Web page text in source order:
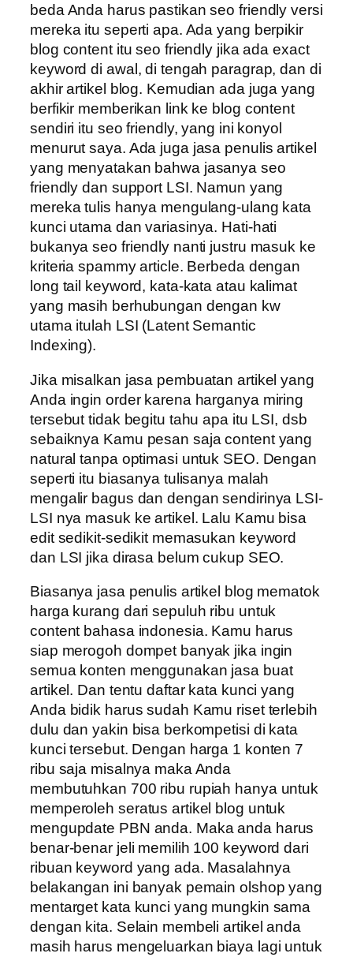
beda Anda harus pastikan seo friendly versi
mereka itu seperti apa. Ada yang berpikir
blog content itu seo friendly jika ada exact
keyword di awal, di tengah paragrap, dan di
akhir artikel blog. Kemudian ada juga yang
berfikir memberikan link ke blog content
sendiri itu seo friendly, yang ini konyol
menurut saya. Ada juga jasa penulis artikel
yang menyatakan bahwa jasanya seo
friendly dan support LSI. Namun yang
mereka tulis hanya mengulang-ulang kata
kunci utama dan variasinya. Hati-hati
bukanya seo friendly nanti justru masuk ke
kriteria spammy article. Berbeda dengan
long tail keyword, kata-kata atau kalimat
yang masih berhubungan dengan kw
utama itulah LSI (Latent Semantic
Indexing).
Jika misalkan jasa pembuatan artikel yang
Anda ingin order karena harganya miring
tersebut tidak begitu tahu apa itu LSI, dsb
sebaiknya Kamu pesan saja content yang
natural tanpa optimasi untuk SEO. Dengan
seperti itu biasanya tulisanya malah
mengalir bagus dan dengan sendirinya LSI-
LSI nya masuk ke artikel. Lalu Kamu bisa
edit sedikit-sedikit memasukan keyword
dan LSI jika dirasa belum cukup SEO.
Biasanya jasa penulis artikel blog mematok
harga kurang dari sepuluh ribu untuk
content bahasa indonesia. Kamu harus
siap merogoh dompet banyak jika ingin
semua konten menggunakan jasa buat
artikel. Dan tentu daftar kata kunci yang
Anda bidik harus sudah Kamu riset terlebih
dulu dan yakin bisa berkompetisi di kata
kunci tersebut. Dengan harga 1 konten 7
ribu saja misalnya maka Anda
membutuhkan 700 ribu rupiah hanya untuk
memperoleh seratus artikel blog untuk
mengupdate PBN anda. Maka anda harus
benar-benar jeli memilih 100 keyword dari
ribuan keyword yang ada. Masalahnya
belakangan ini banyak pemain olshop yang
mentarget kata kunci yang mungkin sama
dengan kita. Selain membeli artikel anda
masih harus mengeluarkan biaya lagi untuk